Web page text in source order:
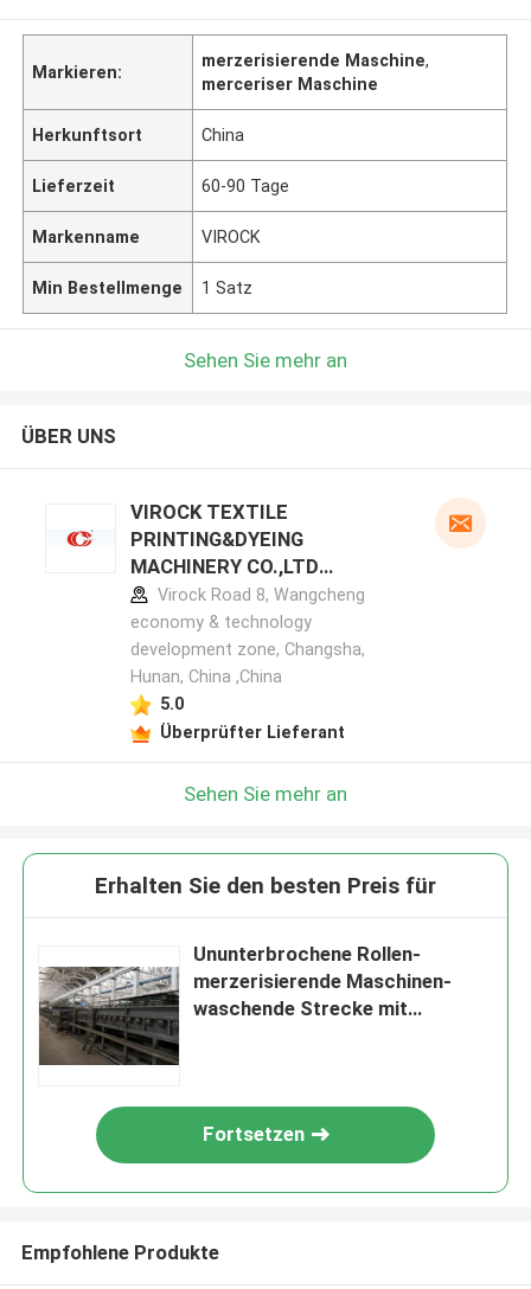
Markieren:
merzerisierende Maschine,
merceriser Maschine
Herkunftsort China
Lieferzeit 60-90 Tage
Markenname VIROCK
Min Bestellmenge 1 Satz
Sehen Sie mehr an
ÜBER UNS
VIROCK TEXTILE
PRINTING&DYEING
MACHINERY CO.,LTD
Herstellerprofil
Virock Road 8, Wangcheng
economy & technology
development zone, Changsha,
Hunan, China ,China
5.0
Überprüfter Lieferant
Sehen Sie mehr an
Erhalten Sie den besten Preis für
Ununterbrochene Rollen-
merzerisierende Maschinen-
waschende Strecke mit
Fortsetzen
Empfohlene Produkte